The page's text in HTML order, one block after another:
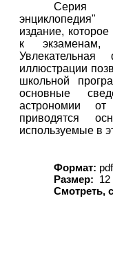
Серия
издание,
к
иллюстрации
школьной
основные
астрономии
приводятся
используемые в
Формат: pdf
Размер:
Смотреть,